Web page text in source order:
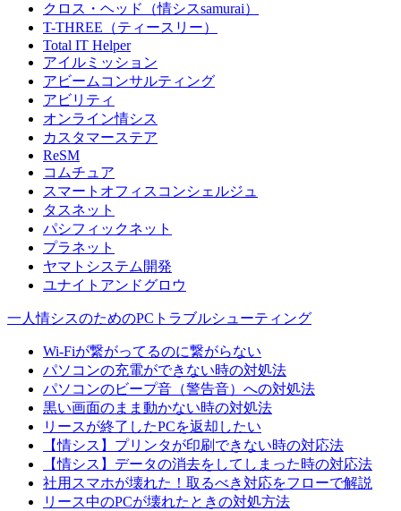
クロス・ヘッド（情シスsamurai）
T-THREE（ティースリー）
Total IT Helper
アイルミッション
アビームコンサルティング
アビリティ
オンライン情シス
カスタマーステア
ReSM
コムチュア
スマートオフィスコンシェルジュ
タスネット
パシフィックネット
プラネット
ヤマトシステム開発
ユナイトアンドグロウ
一人情シスのためのPCトラブルシューティング
Wi-Fiが繋がってるのに繋がらない
パソコンの充電ができない時の対処法
パソコンのビープ音（警告音）への対処法
黒い画面のまま動かない時の対処法
リースが終了したPCを返却したい
【情シス】プリンタが印刷できない時の対応法
【情シス】データの消去をしてしまった時の対応法
社用スマホが壊れた！取るべき対応をフローで解説
リース中のPCが壊れたときの対処方法